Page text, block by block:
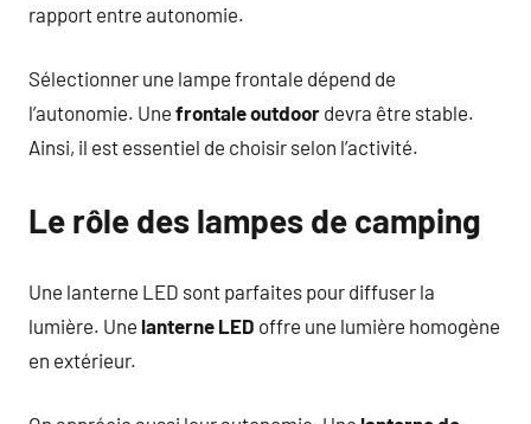
rapport entre autonomie.
Sélectionner une lampe frontale dépend de
l’autonomie. Une frontale outdoor devra être stable.
Ainsi, il est essentiel de choisir selon l’activité.
Le rôle des lampes de camping
Une lanterne LED sont parfaites pour diffuser la
lumière. Une lanterne LED offre une lumière homogène
en extérieur.